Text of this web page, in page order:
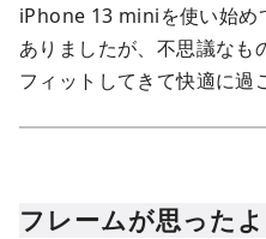
iPhone 13 miniを使い始め
ありましたが、不思議なも
フィットしてきて快適に過
フレームが思った